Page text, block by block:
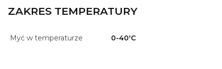
ZAKRES TEMPERATURY
Myć w temperaturze 0-40'C